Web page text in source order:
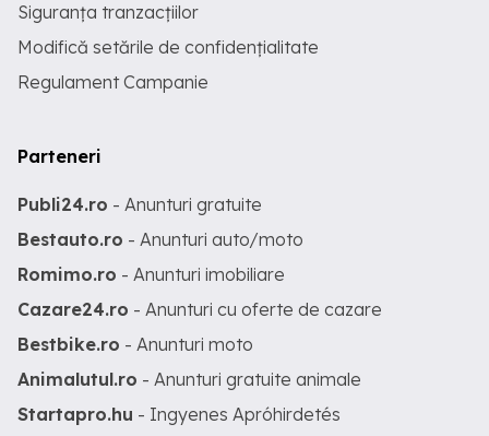
Siguranța tranzacțiilor
Modifică setările de confidențialitate
Regulament Campanie
Parteneri
Publi24.ro - Anunturi gratuite
Bestauto.ro - Anunturi auto/moto
Romimo.ro - Anunturi imobiliare
Cazare24.ro - Anunturi cu oferte de cazare
Bestbike.ro - Anunturi moto
Animalutul.ro - Anunturi gratuite animale
Startapro.hu - Ingyenes Apróhirdetés